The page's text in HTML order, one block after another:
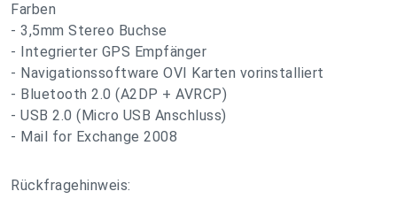
Farben
- 3,5mm Stereo Buchse
- Integrierter GPS Empfänger
- Navigationssoftware OVI Karten vorinstalliert
- Bluetooth 2.0 (A2DP + AVRCP)
- USB 2.0 (Micro USB Anschluss)
- Mail for Exchange 2008
Rückfragehinweis: